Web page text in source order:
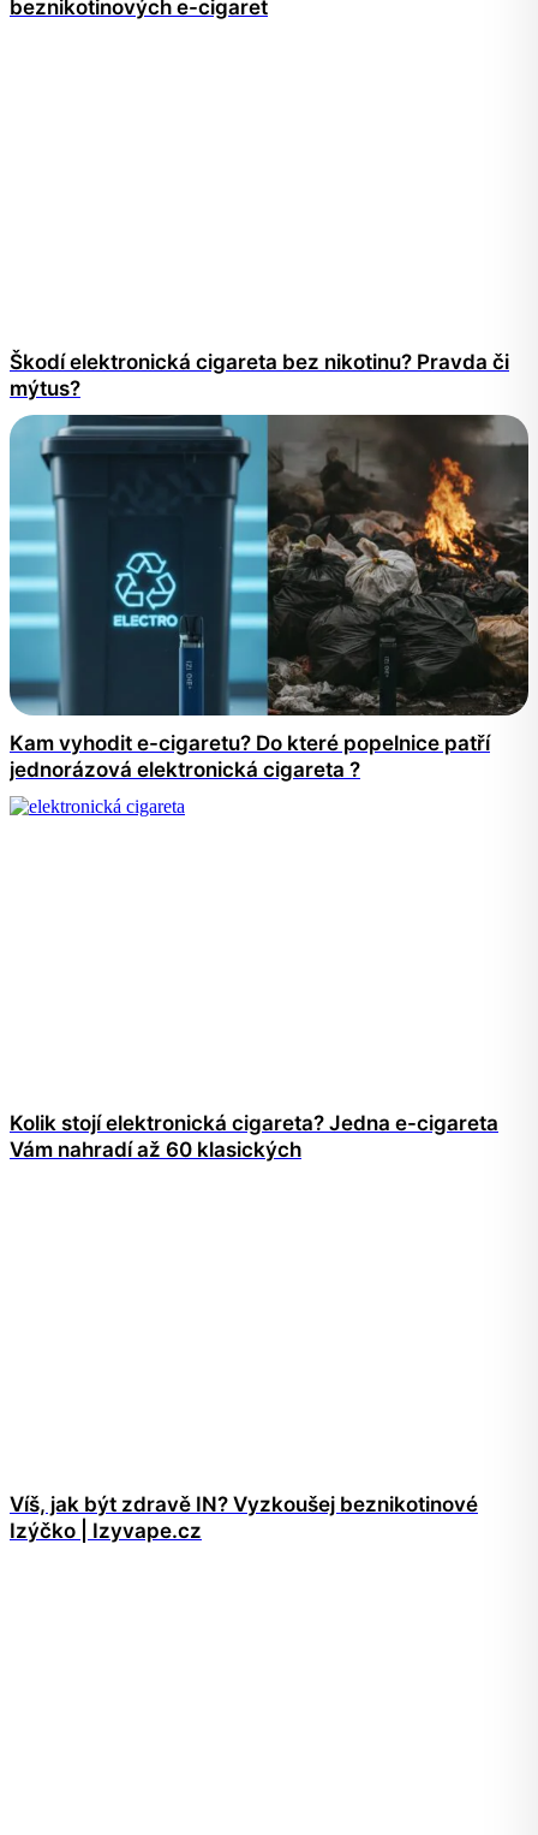
beznikotinových e-cigaret
Škodí elektronická cigareta bez nikotinu? Pravda či
mýtus?
Kam vyhodit e-cigaretu? Do které popelnice patří
jednorázová elektronická cigareta ?
Kolik stojí elektronická cigareta? Jedna e-cigareta
Vám nahradí až 60 klasických
Víš, jak být zdravě IN? Vyzkoušej beznikotinové
Izýčko | Izyvape.cz